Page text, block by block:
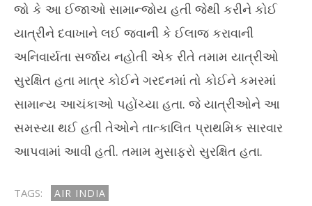
જો કે આ ઈજાઓ સામાન્જોય હતી જેથી કરીને કોઈ
યાત્રીને દવાખાને લઈ જવાની કે ઈલાજ કરાવાની
અનિવાર્યતા સર્જાય નહોતી એક રીતે તમામ યાત્રીઓ
સુરક્ષિત હતા માત્ર કોઈને ગરદનમાં તો કોઈને કમરમાં
સામાન્ય આચંકાઓ પહોંચ્યા હતા. જે યાત્રીઓને આ
સમસ્યા થઈ હતી તેઓને તાત્કાલિત પ્રાથમિક સારવાર
આપવામાં આવી હતી. તમામ મુસાફરો સુરક્ષિત હતા.
TAGS: AIR INDIA